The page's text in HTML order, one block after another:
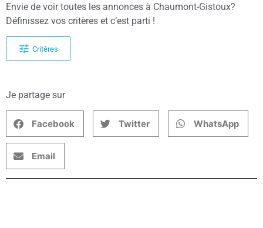
Envie de voir toutes les annonces à Chaumont-Gistoux?
Définissez vos critères et c’est parti !
Critères
Je partage sur
Facebook Twitter WhatsApp
Email